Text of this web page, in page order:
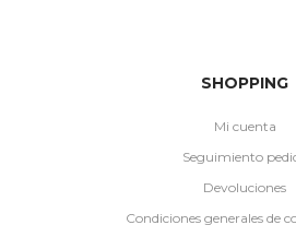
SHOPPING
Mi cuenta
Seguimiento
Devoluciones
Condiciones generales de